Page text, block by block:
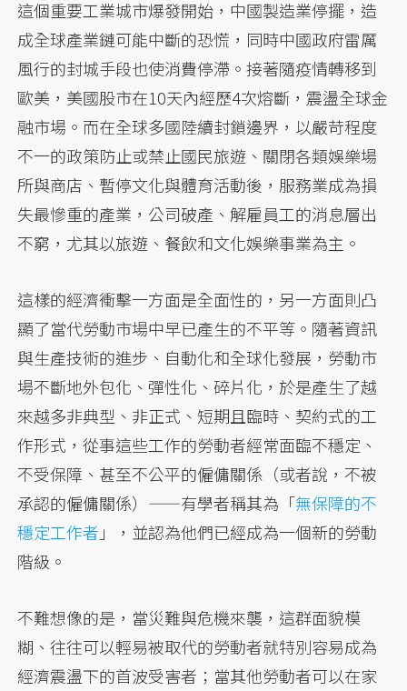
這個重要工業城市爆發開始，中國製造業停擺，造
成全球產業鏈可能中斷的恐慌，同時中國政府雷厲
風行的封城手段也使消費停滯。接著隨疫情轉移到
歐美，美國股市在10天內經歷4次熔斷，震盪全球金
融市場。而在全球多國陸續封鎖邊界，以嚴苛程度
不一的政策防止或禁止國民旅遊、關閉各類娛樂場
所與商店、暫停文化與體育活動後，服務業成為損
失最慘重的產業，公司破產、解雇員工的消息層出
不窮，尤其以旅遊、餐飲和文化娛樂事業為主。
這樣的經濟衝擊一方面是全面性的，另一方面則凸
顯了當代勞動市場中早已產生的不平等。隨著資訊
與生產技術的進步、自動化和全球化發展，勞動市
場不斷地外包化、彈性化、碎片化，於是產生了越
來越多非典型、非正式、短期且臨時、契約式的工
作形式，從事這些工作的勞動者經常面臨不穩定、
不受保障、甚至不公平的僱傭關係（或者說，不被
承認的僱傭關係）——有學者稱其為「無保障的不
穩定工作者 」，並認為他們已經成為一個新的勞動
階級。
不難想像的是，當災難與危機來襲，這群面貌模
糊、往往可以輕易被取代的勞動者就特別容易成為
經濟震盪下的首波受害者；當其他勞動者可以在家